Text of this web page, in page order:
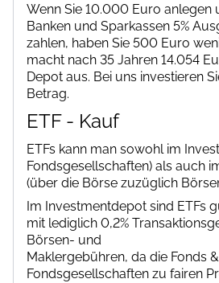
Wenn Sie 10.000 Euro anlegen
Banken und Sparkassen 5%
zahlen, haben Sie 500 Euro
macht nach 35 Jahren 14.054
Depot aus. Bei uns investieren
Betrag.
ETF - Kauf
ETFs kann man sowohl im
Fondsgesellschaften) als auch
(über die Börse zuzüglich
Im Investmentdepot sind ETFs
mit lediglich 0,2%
Börsen- und
Maklergebühren, da die Fonds
Fondsgesellschaften zu fairen